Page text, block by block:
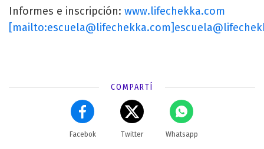
Informes e inscripción: www.lifechekka.com
[mailto:escuela@lifechekka.com]
COMPARTÍ
Facebok Twitter Whatsapp